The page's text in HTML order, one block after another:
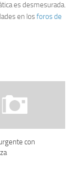
es desmesurada.
en losforos de
con